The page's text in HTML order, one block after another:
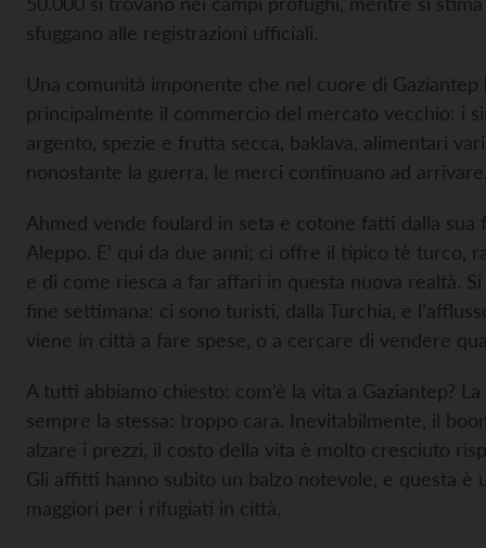
sfuggano alle registrazioni ufficiali.
Una comunità imponente che nel cuore di Gaziantep
principalmente il commercio del mercato vecchio: i
argento, spezie e frutta secca, baklava, alimentari
nonostante la guerra, le merci continuano ad
Ahmed vende foulard in seta e cotone fatti dalla sua
Aleppo. E’ qui da due anni; ci offre il tipico tè turco,
e di come riesca a far affari in questa nuova realtà.
fine settimana: ci sono turisti, dalla Turchia, e
viene in città a fare spese, o a cercare di vendere
A tutti abbiamo chiesto: com’è la vita a Gaziantep?
sempre la stessa: troppo cara. Inevitabilmente, il
alzare i prezzi, il costo della vita è molto cresciuto
Gli affitti hanno subito un balzo notevole, e questa è
maggiori per i rifugiati in città.